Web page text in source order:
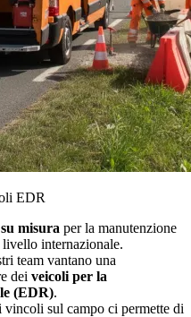
EDR
misura per la manutenzione
livello internazionale.
team vantano una
dei veicoli per la
(EDR).
vincoli sul campo ci permette di